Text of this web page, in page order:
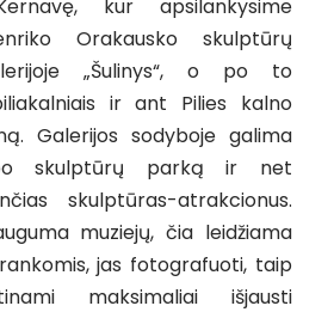
kur apsilankysime
Orakausko skulptūrų
„Šulinys“, o po to
ir ant Pilies kalno
Galerijos sodyboje galima
skulptūrų parką ir net
skulptūras-atrakcionus.
muziejų, čia leidžiama
jas fotografuoti, taip
maksimaliai išjausti